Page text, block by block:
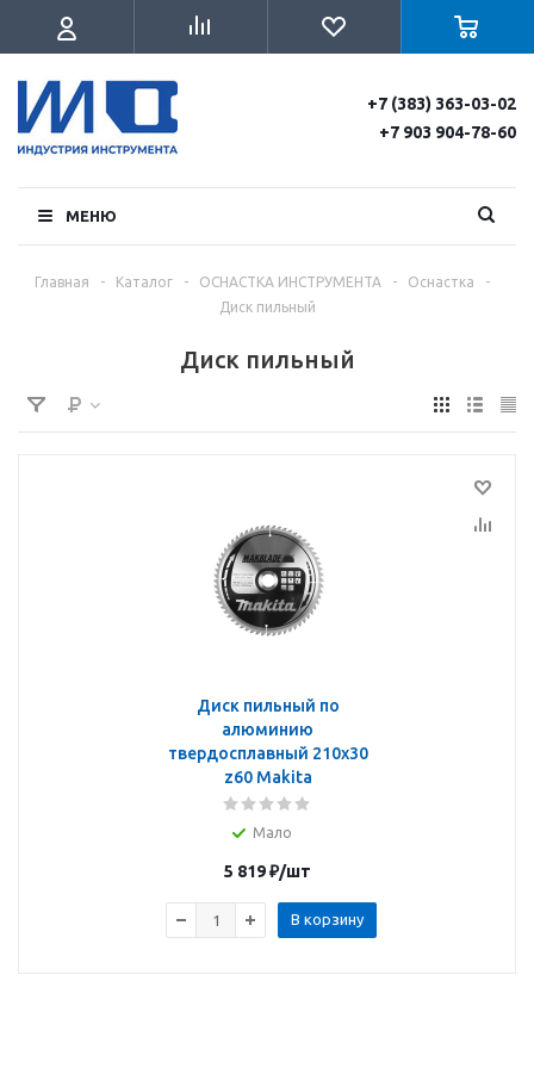
+7 (383) 363-03-02
+7 903 904-78-60
МЕНЮ
Главная - Каталог - ОСНАСТКА ИНСТРУМЕНТА - Оснастка
-
Диск пильный
Диск пильный
Диск пильный по
алюминию
твердосплавный 210х30
z60 Makita
Мало
5 819₽/шт
В корзину